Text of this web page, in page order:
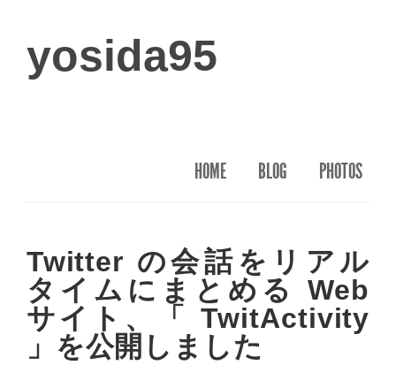
yosida95
HOME BLOG PHOTOS
Twitter の会話をリアル
タイムにまとめる Web
サイト、「 TwitActivity
」を公開しました